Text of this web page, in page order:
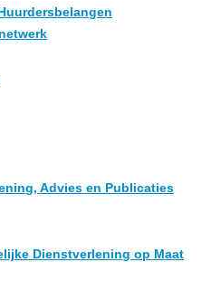
Advies en Publicaties
Dienstverlening op Maat